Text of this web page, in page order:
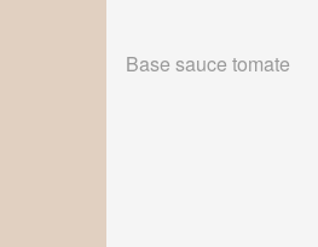
Base sauce tomate